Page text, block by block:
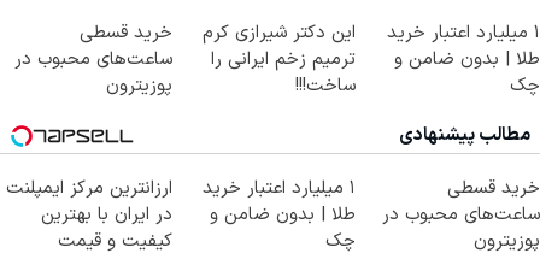
۱ میلیارد اعتبار خرید
طلا | بدون ضامن و
چک
این دکتر شیرازی کرم
ترمیم زخم ایرانی را
ساخت!!!
خرید قسطی
ساعت‌های محبوب در
پوزیترون
مطالب پیشنهادی
خرید قسطی
ساعت‌های محبوب در
پوزیترون
۱ میلیارد اعتبار خرید
طلا | بدون ضامن و
چک
ارزانترین مرکز ایمپلنت
در ایران با بهترین
کیفیت و قیمت